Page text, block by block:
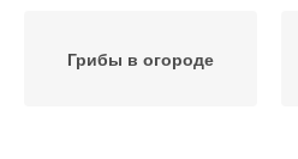
Грибы в огороде